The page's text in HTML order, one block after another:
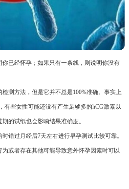
已经怀孕；如果只有一条线，则说明你没有
测方法，但是它并不总是100%准确。事实上
有些女性可能还没有产生足够多的hCG激素以
的试纸也会影响结果准确度。
错过月经后7天左右进行早孕测试比较可靠。
或者存在其他可能导致意外怀孕因素时可以